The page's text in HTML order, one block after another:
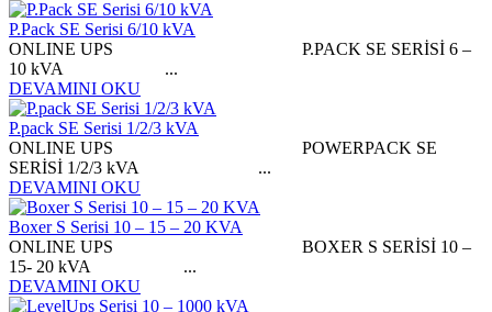
P.Pack SE Serisi 6/10 kVA
ONLINE UPS P.PACK SE SERİSİ 6 –
10 kVA ...
DEVAMINI OKU
P.pack SE Serisi 1/2/3 kVA
ONLINE UPS POWERPACK SE
SERİSİ 1/2/3 kVA ...
DEVAMINI OKU
Boxer S Serisi 10 – 15 – 20 KVA
ONLINE UPS BOXER S SERİSİ 10 –
15- 20 kVA ...
DEVAMINI OKU